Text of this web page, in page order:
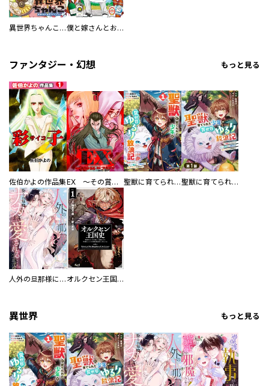
異世界ちゃんこ～横綱目前に召喚されたんだが～ 【連載版】 僕と嫁さんとお酒の関係
ファンタジー・幻想 もっと見る
佐伯かよの作品集 EX ～その賞金稼ぎは、世界の出口を探す～【単行本版】 聖獣に育てられた少年の異世界ゆるり放浪記～神様からもらったチート魔法で、仲間たちとスローライフを満喫中～ 聖獣に育てられた少年の異世界ゆるり放浪記～神様からもらったチート魔法で、仲間たちとスローライフを満喫中～【分冊版】
人外の旦那様に娶られ毎晩ナカまで愛される…。アンソロジー オルクセン王国史
異世界 もっと見る